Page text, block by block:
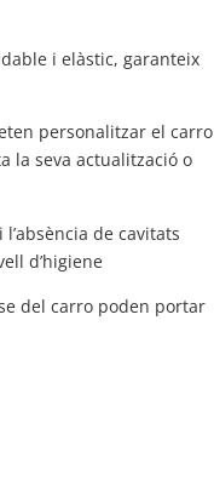
i elàstic, garanteix
personalitzar el carro
la seva actualització o
de cavitats
d’higiene
del carro poden portar